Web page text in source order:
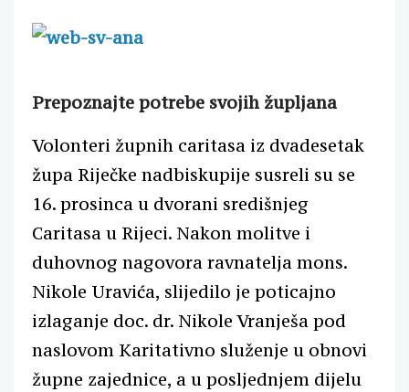
Prepoznajte potrebe svojih župljana
Volonteri župnih caritasa iz dvadesetak
župa Riječke nadbiskupije susreli su se
16. prosinca u dvorani središnjeg
Caritasa u Rijeci. Nakon molitve i
duhovnog nagovora ravnatelja mons.
Nikole Uravića, slijedilo je poticajno
izlaganje doc. dr. Nikole Vranješa pod
naslovom Karitativno služenje u obnovi
župne zajednice, a u posljednjem dijelu